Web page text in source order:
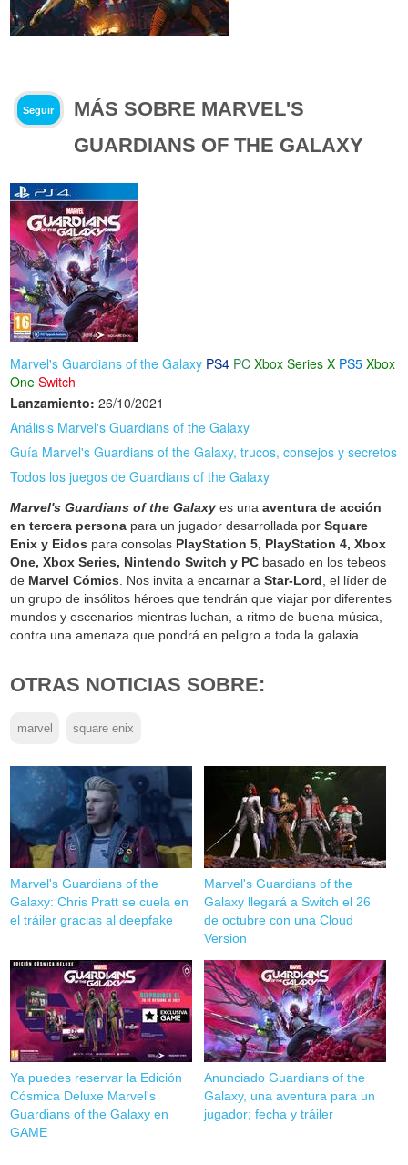
Seguir
MÁS SOBRE MARVEL'S
GUARDIANS OF THE GALAXY
Marvel's Guardians of the Galaxy PS4 PC Xbox Series X PS5 Xbox
One Switch
Lanzamiento: 26/10/2021
Análisis Marvel's Guardians of the Galaxy
Guía Marvel's Guardians of the Galaxy, trucos, consejos y secretos
Todos los juegos de Guardians of the Galaxy
Marvel's Guardians of the Galaxy es unaaventura de acción
en tercera persona para un jugador desarrollada porSquare
Enix y Eidos para consolas PlayStation 5, PlayStation 4, Xbox
One, Xbox Series, Nintendo Switch y PC basado en los tebeos
de Marvel Cómics . Nos invita a encarnar aStar-Lord , el líder de
un grupo de insólitos héroes que tendrán que viajar por diferentes
mundos y escenarios mientras luchan, a ritmo de buena música,
contra una amenaza que pondrá en peligro a toda la galaxia.
OTRAS NOTICIAS SOBRE:
marvel square enix
Marvel's Guardians of the
Galaxy: Chris Pratt se cuela en
el tráiler gracias al deepfake
Marvel's Guardians of the
Galaxy llegará a Switch el 26
de octubre con una Cloud
Version
Ya puedes reservar la Edición
Cósmica Deluxe Marvel's
Guardians of the Galaxy en
GAME
Anunciado Guardians of the
Galaxy, una aventura para un
jugador; fecha y tráiler